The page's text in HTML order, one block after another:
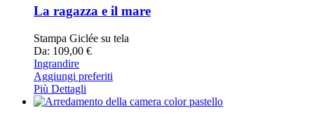
La ragazza e il mare
Stampa Giclée su tela
Da: 109,00 €
Ingrandire
Aggiungi preferiti
Più Dettagli